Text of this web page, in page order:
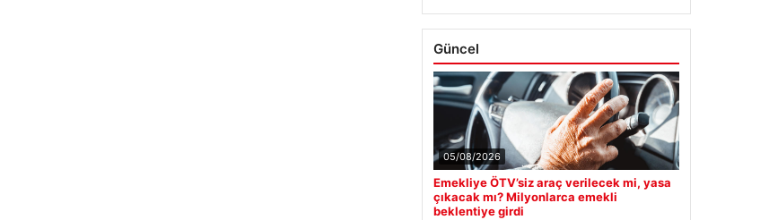
Güncel
05/08/2026
Emekliye ÖTV’siz araç verilecek mi, yasa
çıkacak mı? Milyonlarca emekli
beklentiye girdi